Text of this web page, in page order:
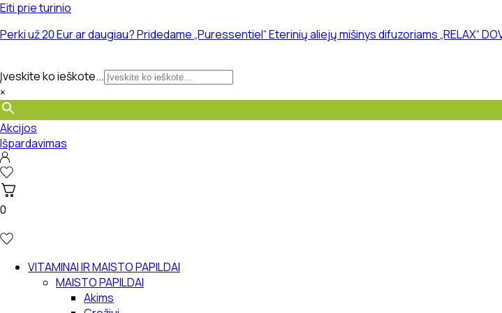
Eiti prie turinio
Perki už 20 Eur ar daugiau? Pridedame „Puressentiel“ Eterinių aliejų mišinys difuzoriams „RELAX“
Įveskite ko ieškote...
×
Akcijos
Išpardavimas
0
VITAMINAI IR MAISTO PAPILDAI
MAISTO PAPILDAI
Akims